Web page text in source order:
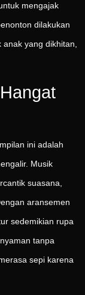
mengajak
dilakukan
yang dikhitan,
ini adalah
Musik
suasana,
aransemen
sedemikian rupa
tanpa
sepi karena